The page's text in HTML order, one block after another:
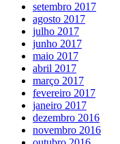
setembro 2017
agosto 2017
julho 2017
junho 2017
maio 2017
abril 2017
março 2017
fevereiro 2017
janeiro 2017
dezembro 2016
novembro 2016